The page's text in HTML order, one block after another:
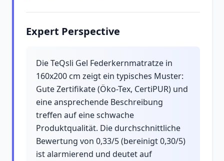
Expert Perspective
Die TeQsli Gel Federkernmatratze in
160x200 cm zeigt ein typisches Muster:
Gute Zertifikate (Öko-Tex, CertiPUR) und
eine ansprechende Beschreibung
treffen auf eine schwache
Produktqualität. Die durchschnittliche
Bewertung von 0,33/5 (bereinigt 0,30/5)
ist alarmierend und deutet auf